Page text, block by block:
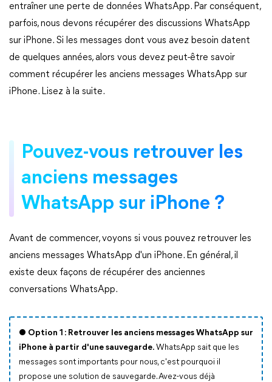
entraîner une perte de données WhatsApp. Par conséquent,
parfois, nous devons récupérer des discussions WhatsApp
sur iPhone. Si les messages dont vous avez besoin datent
de quelques années, alors vous devez peut-être savoir
comment récupérer les anciens messages WhatsApp sur
iPhone. Lisez à la suite.
Pouvez-vous retrouver les
anciens messages
WhatsApp sur iPhone ?
Avant de commencer, voyons si vous pouvez retrouver les
anciens messages WhatsApp d'un iPhone. En général, il
existe deux façons de récupérer des anciennes
conversations WhatsApp.
● Option 1 : Retrouver les anciens messages WhatsApp sur
iPhone à partir d'une sauvegarde. WhatsApp sait que les
messages sont importants pour nous, c'est pourquoi il
propose une solution de sauvegarde. Avez-vous déjà